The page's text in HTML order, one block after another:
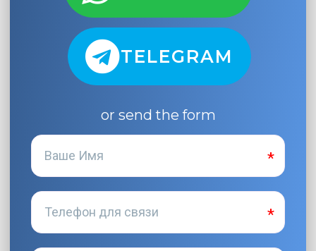
TELEGRAM
or send the form